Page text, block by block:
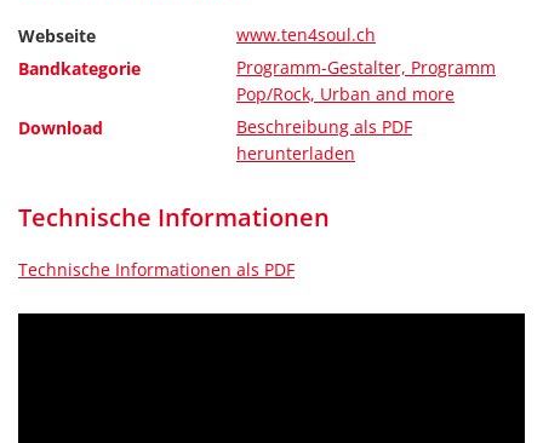
Webseite
www.ten4soul.ch
Bandkategorie
Programm-Gestalter, Programm
Pop/Rock, Urban and more
Download
Beschreibung als PDF
herunterladen
Technische Informationen
Technische Informationen als PDF